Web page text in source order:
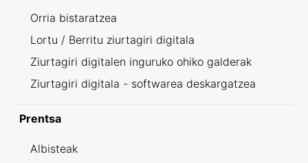
Orria bistaratzea
Lortu / Berritu ziurtagiri digitala
Ziurtagiri digitalen inguruko ohiko galderak
Ziurtagiri digitala - softwarea deskargatzea
Prentsa
Albisteak